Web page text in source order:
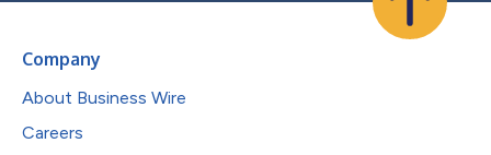
Company
About Business Wire
Careers